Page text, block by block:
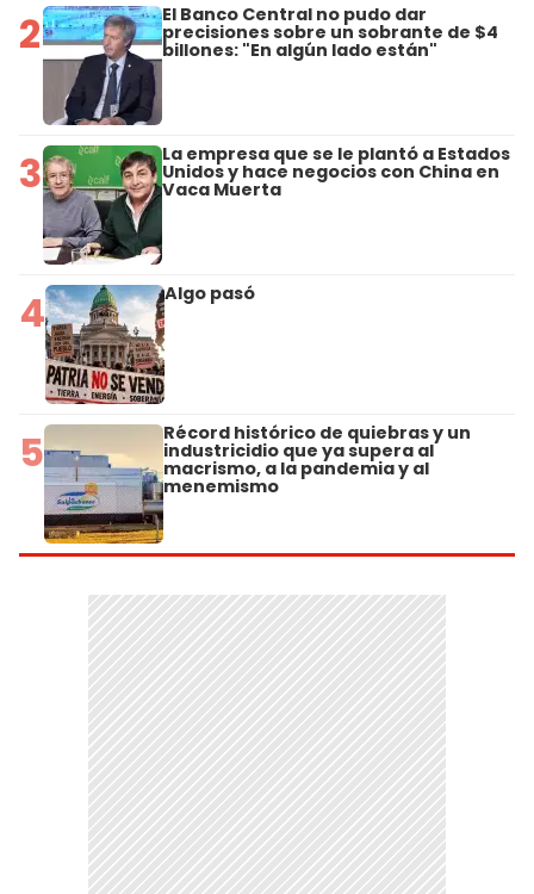
2 El Banco Central no pudo dar
precisiones sobre un sobrante de $4
billones: "En algún lado están"
3 La empresa que se le plantó a Estados
Unidos y hace negocios con China en
Vaca Muerta
4 Algo pasó
5 Récord histórico de quiebras y un
industricidio que ya supera al
macrismo, a la pandemia y al
menemismo